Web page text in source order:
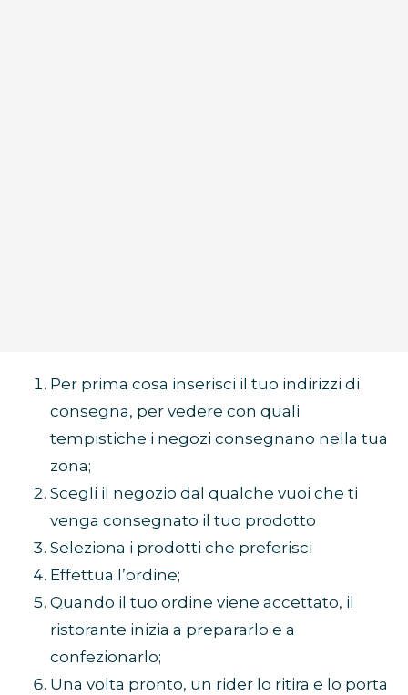
Per prima cosa inserisci il tuo indirizzi di
consegna, per vedere con quali
tempistiche i negozi consegnano nella tua
zona;
Scegli il negozio dal qualche vuoi che ti
venga consegnato il tuo prodotto
Seleziona i prodotti che preferisci
Effettua l’ordine;
Quando il tuo ordine viene accettato, il
ristorante inizia a prepararlo e a
confezionarlo;
Una volta pronto, un rider lo ritira e lo porta